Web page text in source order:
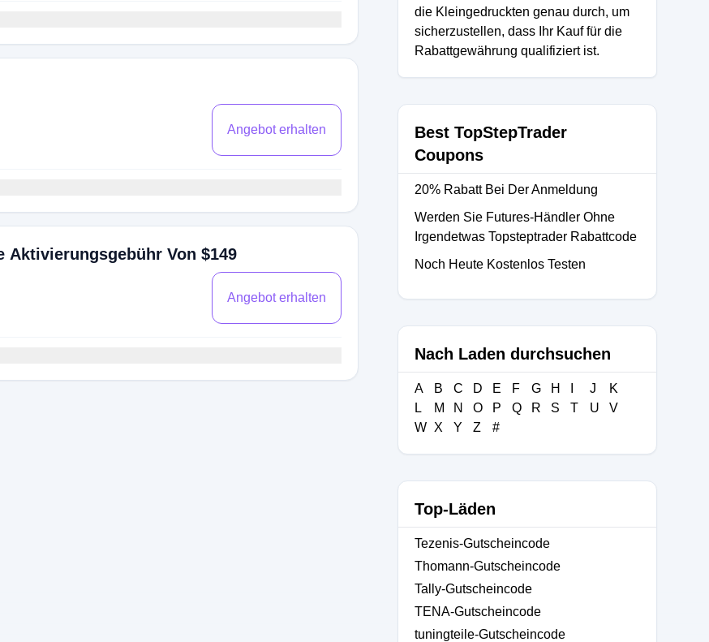
Angebot erhalten
Aktivierungsgebühr Von $149
Angebot erhalten
die Kleingedruckten genau durch, um
sicherzustellen, dass Ihr Kauf für die
Rabattgewährung qualifiziert ist.
Best TopStepTrader
Coupons
20% Rabatt Bei Der Anmeldung
Werden Sie Futures-Händler Ohne
Irgendetwas Topsteptrader Rabattcode
Noch Heute Kostenlos Testen
Nach Laden durchsuchen
A B C D E F G H J
K
L
M N O P Q R S T U
V
W X Y Z #
Top-Läden
Tezenis-Gutscheincode
Thomann-Gutscheincode
Tally-Gutscheincode
TENA-Gutscheincode
tuningteile-Gutscheincode